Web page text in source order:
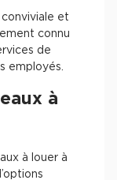
et
connu
de
employés.
à
à louer à